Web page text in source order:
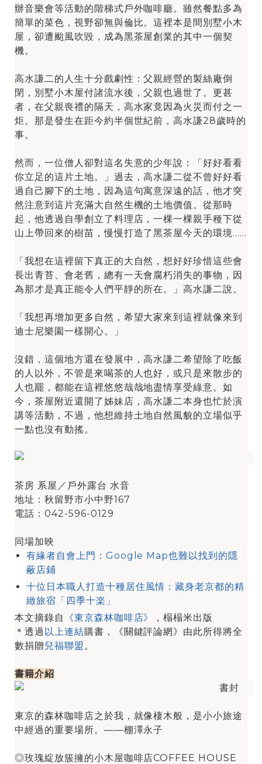
辦音樂會等活動的階梯式戶外咖啡廳。雖然餐點多為
簡單的菜色，視野卻無與倫比。這裡本是間別墅小木
屋，卻遭颱風吹毀，成為黑茶屋創業的其中一個契
機。
高水謙二的人生十分戲劇性：父親經營的製絲廠倒
閉，別墅小木屋付諸流水後，父親也過世了。更甚
者，在父親喪禮的隔天，高水家竟因為火災而付之一
炬。那是發生在距今約半個世紀前，高水謙28歲時的
事。
然而，一位僧人卻對這名失意的少年說：「好好看看
你立足的這片土地。」過去，高水謙二從不曾好好看
過自己腳下的土地，因為這句寓意深遠的話，他才突
然注意到這片充滿大自然生機的土地價值。從那時
起，他透過自學創立了料理店，一棵一棵親手種下從
山上帶回來的樹苗，慢慢打造了黑茶屋今天的環境……
「我想在這裡留下真正的大自然，想好好珍惜這些會
長出青苔、會老舊，總有一天會腐朽消失的事物，因
為那才是真正能令人們平靜的所在。」高水謙二說。
「我想再增加更多自然，希望大家來到這裡就像來到
迪士尼樂園一樣開心。」
沒錯，這個地方還在發展中，高水謙二希望除了吃飯
的人以外，不管是來喝茶的人也好，或只是來散步的
人也罷，都能在這裡悠悠哉哉地盡情享受綠意。如
今，茶屋附近還開了姊妹店，高水謙二本身也忙於演
講等活動，不過，他想維持土地自然風貌的立場似乎
一點也沒有動搖。
茶房 系屋／戶外露台 水音
地址：秋留野市小中野167
電話：042-596-0129
同場加映
有緣者自會上門：Google Map也難以找到的隱
蔽店鋪
十位日本職人打造十種居住風情：藏身老京都的精
緻旅宿「四季十楽」
本文摘錄自
《東京森林咖啡店》
，榻榻米出版
＊透過 以上連結購書，《關鍵評論網》由此所得將全
數捐贈兒福聯盟 。
書籍介紹
東京的森林咖啡店之於我，就像棲木般，是小小旅途
中經過的重要場所。——棚澤永子
◎玫瑰綻放簇擁的小木屋咖啡店COFFEE HOUSE